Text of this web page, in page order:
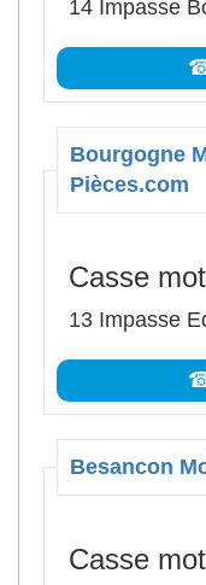
14 Impasse
Bourgogne
Pièces.com
Casse
13 Impasse
Besancon
Casse